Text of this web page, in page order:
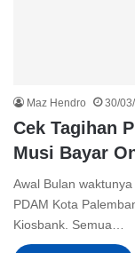
Maz Hendro 30/
Cek Tagihan
Musi Bayar
Awal Bulan
PDAM Kota
Kiosbank. Semua…